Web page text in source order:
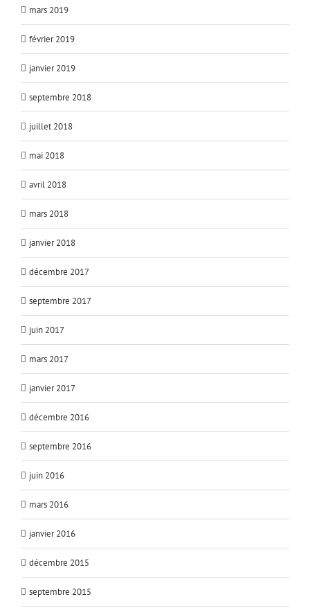
mars 2019
février 2019
janvier 2019
septembre 2018
juillet 2018
mai 2018
avril 2018
mars 2018
janvier 2018
décembre 2017
septembre 2017
juin 2017
mars 2017
janvier 2017
décembre 2016
septembre 2016
juin 2016
mars 2016
janvier 2016
décembre 2015
septembre 2015